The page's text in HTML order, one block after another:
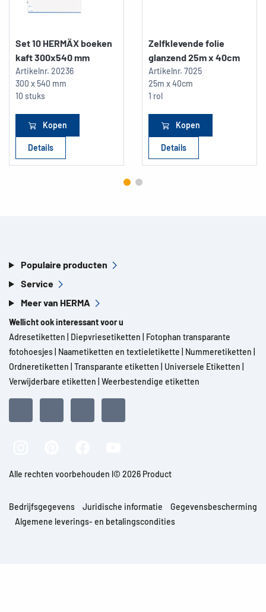
Set 10 HERMÄX boeken
kaft 300x540 mm
Artikelnr. 20236
300 x 540 mm
10 stuks
Kopen
Details
Zelfklevende folie
glanzend 25m x 40cm
Artikelnr. 7025
25m x 40cm
1 rol
Kopen
Details
Populaire producten
Service
Meer van HERMA
Wellicht ook interessant voor u
Adresetiketten
Diepvriesetiketten
Fotophan transparante
fotohoesjes Naametiketten en textieletikette Nummeretiketten
Ordneretiketten Transparante etiketten Universele Etiketten
Verwijderbare etiketten Weerbestendige etiketten
Alle rechten voorbehouden l© 2026 Product
Bedrijfsgegevens Juridische informatie
Gegevensbescherming
Algemene leverings- en betalingscondities